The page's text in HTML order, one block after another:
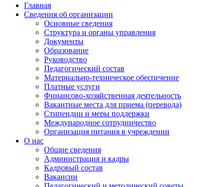
Главная
Сведения об организации
Основные сведения
Структура и органы управления
Документы
Образование
Руководство
Педагогический состав
Материально-техническое обеспечение
Платные услуги
Финансово-хозяйственная деятельность
Вакантные места для приема (перевода)
Стипендии и меры поддержки
Международное сотрудничество
Организация питания в учреждении
О нас
Общие сведения
Администрация и кадры
Кадровый состав
Вакансии